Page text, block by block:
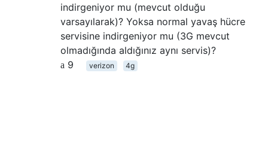
indirgeniyor mu (mevcut olduğu
varsayılarak)? Yoksa normal yavaş hücre
servisine indirgeniyor mu (3G mevcut
olmadığında aldığınız aynı servis)?
9
verizon 4g